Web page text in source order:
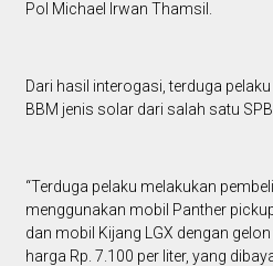
Pol Michael Irwan Thamsil.
Dari hasil interogasi, terduga
BBM jenis solar dari salah satu
“Terduga pelaku melakukan
menggunakan mobil Panther
dan mobil Kijang LGX dengan
harga Rp. 7.100 per liter, yang